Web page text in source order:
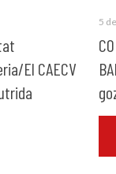
El CAECV
5